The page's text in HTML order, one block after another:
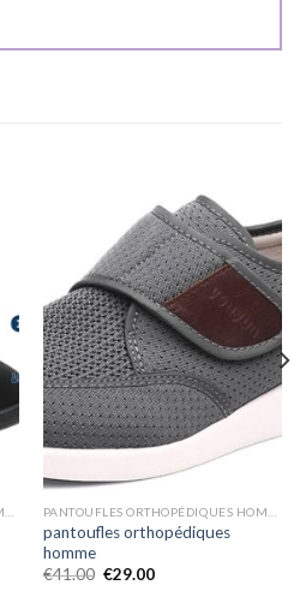
pantoufles orthopédiques
homme
€41.00 €29.00